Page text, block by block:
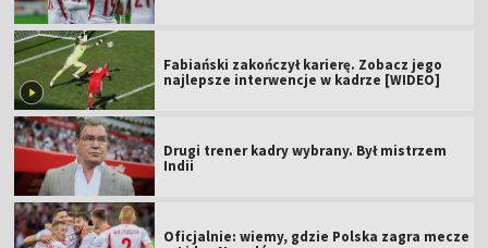
Fabiański zakończył karierę. Zobacz jego
najlepsze interwencje w kadrze [WIDEO]
Drugi trener kadry wybrany. Był mistrzem
Indii
Oficjalnie: wiemy, gdzie Polska zagra mecze